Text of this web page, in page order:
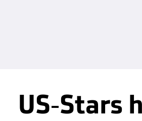
US-Stars